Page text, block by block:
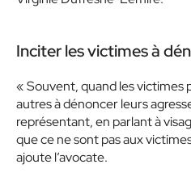
Inciter les victimes à
« Souvent, quand les victimes
autres à dénoncer leurs
représentant, en parlant à
que ce ne sont pas aux
ajoute l’avocate.